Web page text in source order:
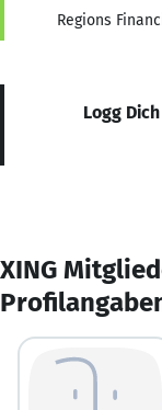
Regions
Logg
XING